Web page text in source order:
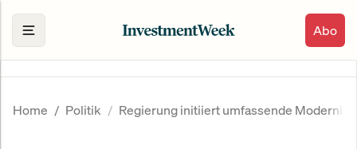
Abo
Home Politik Regierung initiiert umfassende